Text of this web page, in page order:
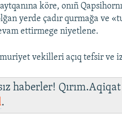
köre, onıñ
yerde çadır qurmağa ve
ettirmege niyetlene.
vekilleri açıq tefsir ve
haberler! Qırım.Aqiqat
.